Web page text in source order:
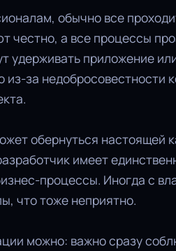
обычно все
честно, а все процессы
удерживать приложение
из-за недобросовестности
обернуться настоящей
имеет
процессы. Иногда с
что тоже неприятно.
можно: важно сразу